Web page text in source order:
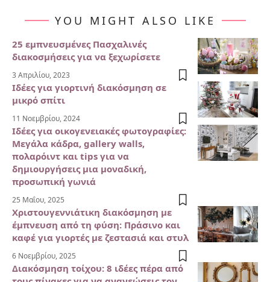
YOU MIGHT ALSO LIKE
25 εμπνευσμένες Πασχαλινές
διακοσμήσεις για να ξεχωρίσετε
3 Απριλίου, 2023
Ιδέες για γιορτινή διακόσμηση σε
μικρό σπίτι
11 Νοεμβρίου, 2024
Ιδέες για οικογενειακές φωτογραφίες:
Μεγάλα κάδρα, gallery walls,
πολαρόιντ και tips για να
δημιουργήσεις μια μοναδική,
προσωπική γωνιά
25 Μαΐου, 2025
Χριστουγεννιάτικη διακόσμηση με
έμπνευση από τη φύση: Πράσινο και
καφέ για γιορτές με ζεστασιά και στυλ
6 Νοεμβρίου, 2025
Διακόσμηση τοίχου: 8 ιδέες πέρα από